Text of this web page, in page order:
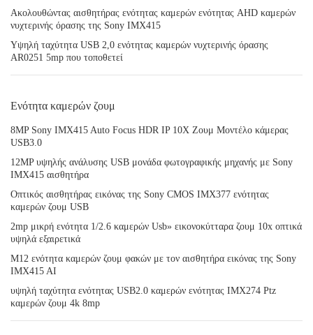
Ακολουθώντας αισθητήρας ενότητας καμερών ενότητας AHD καμερών
νυχτερινής όρασης της Sony IMX415
Υψηλή ταχύτητα USB 2,0 ενότητας καμερών νυχτερινής όρασης
AR0251 5mp που τοποθετεί
Ενότητα καμερών ζουμ
8MP Sony IMX415 Auto Focus HDR IP 10X Ζουμ Μοντέλο κάμερας
USB3.0
12MP υψηλής ανάλυσης USB μονάδα φωτογραφικής μηχανής με Sony
IMX415 αισθητήρα
Οπτικός αισθητήρας εικόνας της Sony CMOS IMX377 ενότητας
καμερών ζουμ USB
2mp μικρή ενότητα 1/2.6 καμερών Usb» εικονοκύτταρα ζουμ 10x οπτικά
υψηλά εξαιρετικά
M12 ενότητα καμερών ζουμ φακών με τον αισθητήρα εικόνας της Sony
IMX415 AI
υψηλή ταχύτητα ενότητας USB2.0 καμερών ενότητας IMX274 Ptz
καμερών ζουμ 4k 8mp